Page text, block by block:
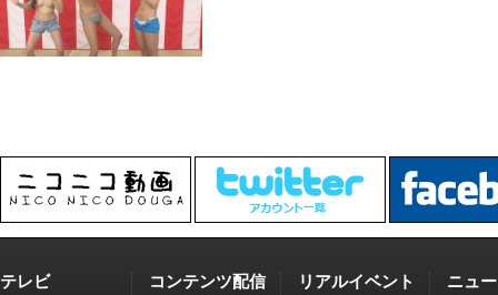
テレビ コンテンツ配信 リアルイベント ニュ